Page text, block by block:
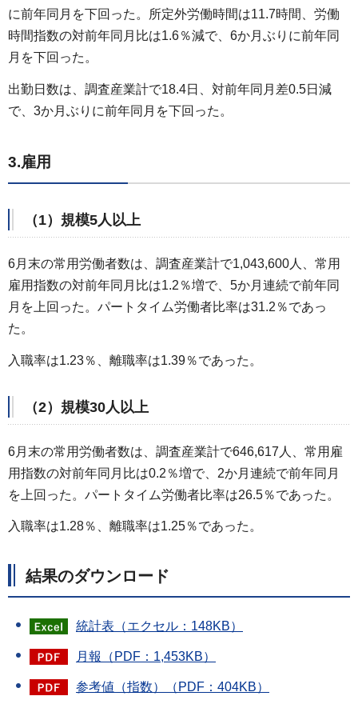
に前年同月を下回った。所定外労働時間は11.7時間、労働
時間指数の対前年同月比は1.6％減で、6か月ぶりに前年同
月を下回った。
出勤日数は、調査産業計で18.4日、対前年同月差0.5日減
で、3か月ぶりに前年同月を下回った。
3.雇用
（1）規模5人以上
6月末の常用労働者数は、調査産業計で1,043,600人、常用
雇用指数の対前年同月比は1.2％増で、5か月連続で前年同
月を上回った。パートタイム労働者比率は31.2％であっ
た。
入職率は1.23％、離職率は1.39％であった。
（2）規模30人以上
6月末の常用労働者数は、調査産業計で646,617人、常用雇
用指数の対前年同月比は0.2％増で、2か月連続で前年同月
を上回った。パートタイム労働者比率は26.5％であった。
入職率は1.28％、離職率は1.25％であった。
結果のダウンロード
統計表（エクセル：148KB）
月報（PDF：1,453KB）
参考値（指数）（PDF：404KB）